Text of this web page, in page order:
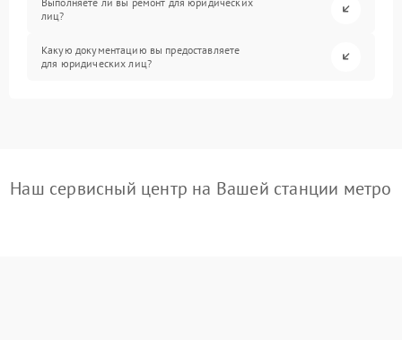
лиц?
Какую документацию вы предоставляете
для юридических лиц?
Наш сервисный центр на Вашей станции метро